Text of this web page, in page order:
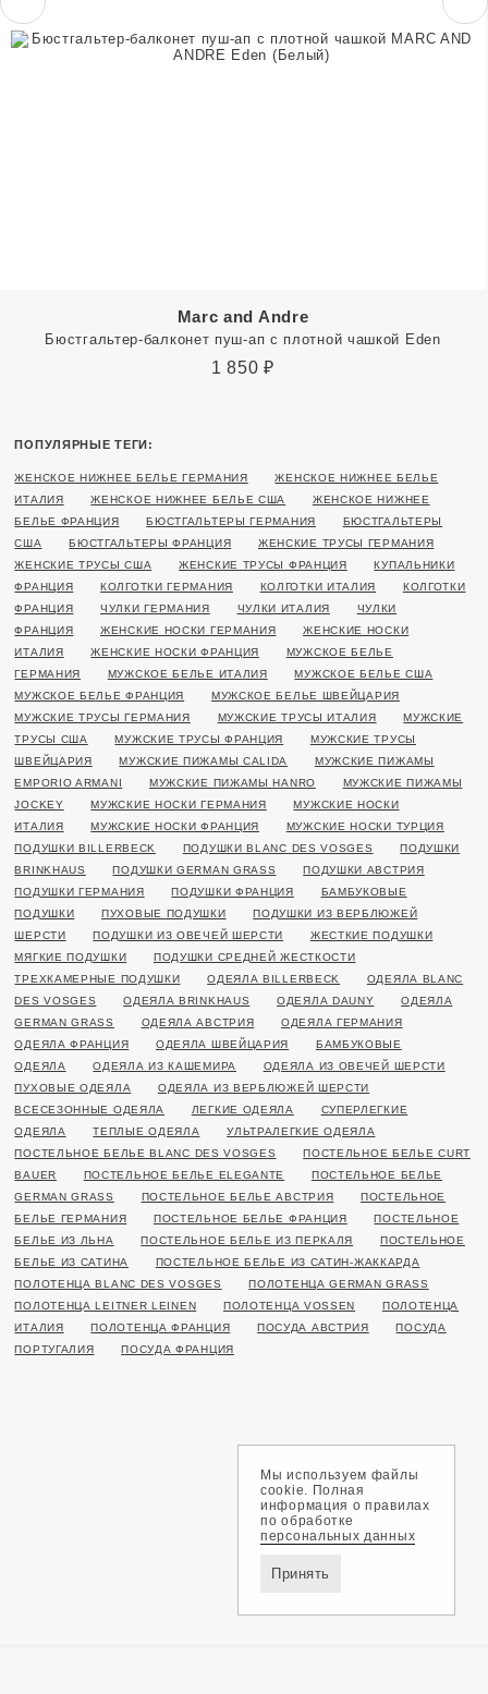
Marc and Andre
Бюстгальтер-балконет пуш-ап с плотной чашкой Eden
1 850 ₽
ПОПУЛЯРНЫЕ ТЕГИ:
ЖЕНСКОЕ НИЖНЕЕ БЕЛЬЕ ГЕРМАНИЯ
ЖЕНСКОЕ НИЖНЕЕ БЕЛЬЕ
ИТАЛИЯ
ЖЕНСКОЕ НИЖНЕЕ БЕЛЬЕ США
ЖЕНСКОЕ НИЖНЕЕ
БЕЛЬЕ ФРАНЦИЯ
БЮСТГАЛЬТЕРЫ ГЕРМАНИЯ
БЮСТГАЛЬТЕРЫ
США
БЮСТГАЛЬТЕРЫ ФРАНЦИЯ
ЖЕНСКИЕ ТРУСЫ ГЕРМАНИЯ
ЖЕНСКИЕ ТРУСЫ США
ЖЕНСКИЕ ТРУСЫ ФРАНЦИЯ
КУПАЛЬНИКИ
ФРАНЦИЯ
КОЛГОТКИ ГЕРМАНИЯ КОЛГОТКИ ИТАЛИЯ
КОЛГОТКИ
ФРАНЦИЯ
ЧУЛКИ ГЕРМАНИЯ ЧУЛКИ ИТАЛИЯ
ЧУЛКИ
ФРАНЦИЯ
ЖЕНСКИЕ НОСКИ ГЕРМАНИЯ
ЖЕНСКИЕ НОСКИ
ИТАЛИЯ
ЖЕНСКИЕ НОСКИ ФРАНЦИЯ
МУЖСКОЕ БЕЛЬЕ
ГЕРМАНИЯ
МУЖСКОЕ БЕЛЬЕ ИТАЛИЯ
МУЖСКОЕ БЕЛЬЕ США
МУЖСКОЕ БЕЛЬЕ ФРАНЦИЯ
МУЖСКОЕ БЕЛЬЕ ШВЕЙЦАРИЯ
МУЖСКИЕ ТРУСЫ ГЕРМАНИЯ
МУЖСКИЕ ТРУСЫ ИТАЛИЯ
МУЖСКИЕ
ТРУСЫ США
МУЖСКИЕ ТРУСЫ ФРАНЦИЯ
МУЖСКИЕ ТРУСЫ
ШВЕЙЦАРИЯ
МУЖСКИЕ ПИЖАМЫ CALIDA
МУЖСКИЕ ПИЖАМЫ
EMPORIO ARMANI
МУЖСКИЕ ПИЖАМЫ HANRO
МУЖСКИЕ ПИЖАМЫ
JOCKEY
МУЖСКИЕ НОСКИ ГЕРМАНИЯ
МУЖСКИЕ НОСКИ
ИТАЛИЯ
МУЖСКИЕ НОСКИ ФРАНЦИЯ
МУЖСКИЕ НОСКИ ТУРЦИЯ
ПОДУШКИ BILLERBECK
ПОДУШКИ BLANC DES VOSGES
ПОДУШКИ
BRINKHAUS
ПОДУШКИ GERMAN GRASS
ПОДУШКИ АВСТРИЯ
ПОДУШКИ ГЕРМАНИЯ
ПОДУШКИ ФРАНЦИЯ
БАМБУКОВЫЕ
ПОДУШКИ
ПУХОВЫЕ ПОДУШКИ
ПОДУШКИ ИЗ ВЕРБЛЮЖЕЙ
ШЕРСТИ
ПОДУШКИ ИЗ ОВЕЧЕЙ ШЕРСТИ
ЖЕСТКИЕ ПОДУШКИ
МЯГКИЕ ПОДУШКИ
ПОДУШКИ СРЕДНЕЙ ЖЕСТКОСТИ
ТРЕХКАМЕРНЫЕ ПОДУШКИ
ОДЕЯЛА BILLERBECK
ОДЕЯЛА BLANC
DES VOSGES
ОДЕЯЛА BRINKHAUS ОДЕЯЛА DAUNY
ОДЕЯЛА
GERMAN GRASS
ОДЕЯЛА АВСТРИЯ
ОДЕЯЛА ГЕРМАНИЯ
ОДЕЯЛА ФРАНЦИЯ
ОДЕЯЛА ШВЕЙЦАРИЯ
БАМБУКОВЫЕ
ОДЕЯЛА
ОДЕЯЛА ИЗ КАШЕМИРА
ОДЕЯЛА ИЗ ОВЕЧЕЙ ШЕРСТИ
ПУХОВЫЕ ОДЕЯЛА
ОДЕЯЛА ИЗ ВЕРБЛЮЖЕЙ ШЕРСТИ
ВСЕСЕЗОННЫЕ ОДЕЯЛА
ЛЕГКИЕ ОДЕЯЛА
СУПЕРЛЕГКИЕ
ОДЕЯЛА
ТЕПЛЫЕ ОДЕЯЛА
УЛЬТРАЛЕГКИЕ ОДЕЯЛА
ПОСТЕЛЬНОЕ БЕЛЬЕ BLANC DES VOSGES
ПОСТЕЛЬНОЕ БЕЛЬЕ CURT
BAUER
ПОСТЕЛЬНОЕ БЕЛЬЕ ELEGANTE
ПОСТЕЛЬНОЕ БЕЛЬЕ
GERMAN GRASS
ПОСТЕЛЬНОЕ БЕЛЬЕ АВСТРИЯ
ПОСТЕЛЬНОЕ
БЕЛЬЕ ГЕРМАНИЯ
ПОСТЕЛЬНОЕ БЕЛЬЕ ФРАНЦИЯ
ПОСТЕЛЬНОЕ
БЕЛЬЕ ИЗ ЛЬНА
ПОСТЕЛЬНОЕ БЕЛЬЕ ИЗ ПЕРКАЛЯ
ПОСТЕЛЬНОЕ
БЕЛЬЕ ИЗ САТИНА
ПОСТЕЛЬНОЕ БЕЛЬЕ ИЗ САТИН-ЖАККАРДА
ПОЛОТЕНЦА BLANC DES VOSGES
ПОЛОТЕНЦА GERMAN GRASS
ПОЛОТЕНЦА LEITNER LEINEN
ПОЛОТЕНЦА VOSSEN
ПОЛОТЕНЦА
ИТАЛИЯ
ПОЛОТЕНЦА ФРАНЦИЯ ПОСУДА АВСТРИЯ
ПОСУДА
ПОРТУГАЛИЯ
ПОСУДА ФРАНЦИЯ
Мы используем файлы
cookie. Полная
информация о правилах
по обработке
персональных данных
Принять